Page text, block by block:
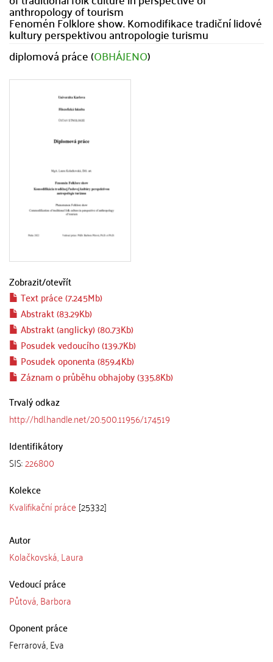
anthropology of tourism
Fenomén Folklore show. Komodifikace tradiční lidové
kultury perspektivou antropologie turismu
diplomová práce (OBHÁJENO)
Zobrazit/otevřít
Text práce (7.245Mb)
Abstrakt (83.29Kb)
Abstrakt (anglicky) (80.73Kb)
Posudek vedoucího (139.7Kb)
Posudek oponenta (859.4Kb)
Záznam o průběhu obhajoby (335.8Kb)
Trvalý odkaz
http://hdl.handle.net/20.500.11956/174519
Identifikátory
SIS:226800
Kolekce
Kvalifikační práce [25332]
Autor
Kolačkovská, Laura
Vedoucí práce
Půtová, Barbora
Oponent práce
Ferrarová, Eva